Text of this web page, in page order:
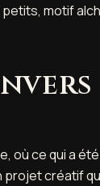
motif
où ce qui a
créatif